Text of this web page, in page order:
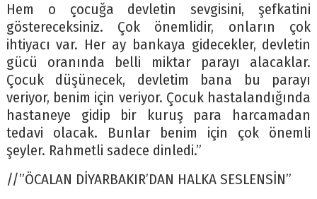
Hem o çocuğa devletin sevgisini, şefkatini
göstereceksiniz. Çok önemlidir, onların çok
ihtiyacı var. Her ay bankaya gidecekler, devletin
gücü oranında belli miktar parayı alacaklar.
Çocuk düşünecek, devletim bana bu parayı
veriyor, benim için veriyor. Çocuk hastalandığında
hastaneye gidip bir kuruş para harcamadan
tedavi olacak. Bunlar benim için çok önemli
şeyler. Rahmetli sadece dinledi.”
//”ÖCALAN DİYARBAKIR’DAN HALKA SESLENSİN”